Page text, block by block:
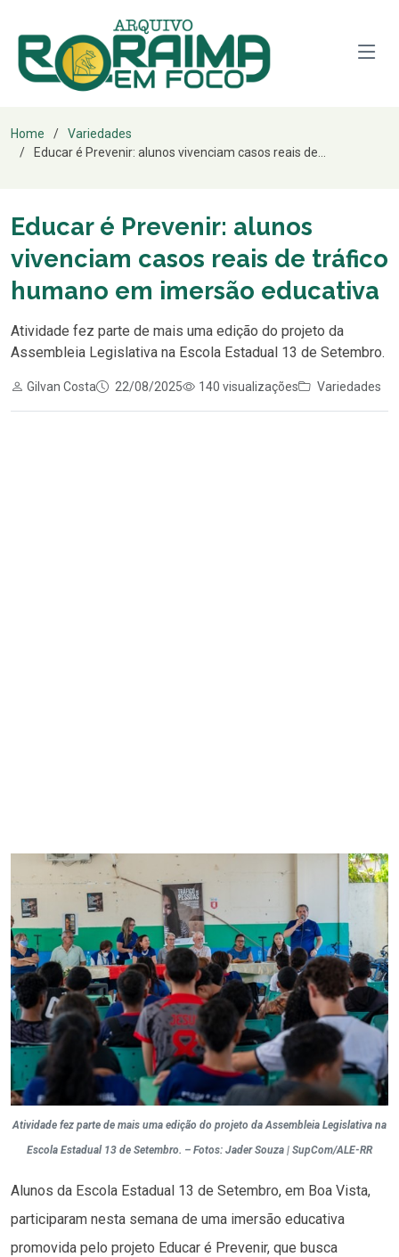
Home
Variedades
Educar é Prevenir: alunos vivenciam casos reais de...
Educar é Prevenir: alunos
vivenciam casos reais de tráfico
humano em imersão educativa
Atividade fez parte de mais uma edição do projeto da
Assembleia Legislativa na Escola Estadual 13 de Setembro.
Gilvan Costa 22/08/2025 140 visualizações Variedades
Atividade fez parte de mais uma edição do projeto da Assembleia Legislativa na
Escola Estadual 13 de Setembro. – Fotos: Jader Souza | SupCom/ALE-RR
Alunos da Escola Estadual 13 de Setembro, em Boa Vista,
participaram nesta semana de uma imersão educativa
promovida pelo projeto Educar é Prevenir, que busca